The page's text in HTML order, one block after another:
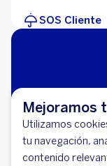
Mejoramos
Utilizamos
tu navegación,
contenido
SOS Cliente